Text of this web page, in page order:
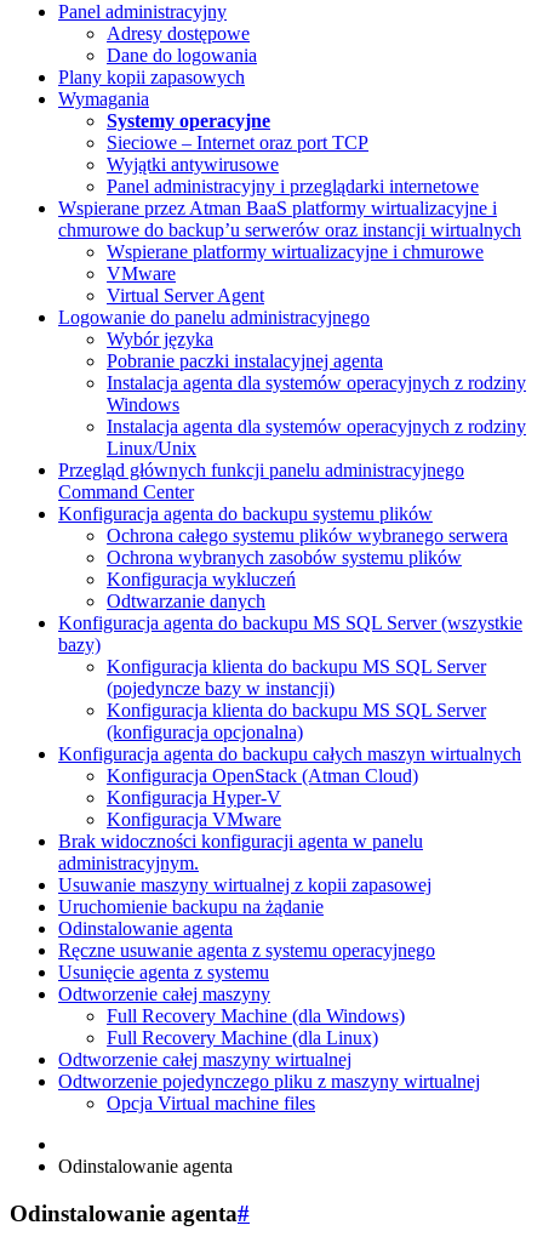
Panel administracyjny
Adresy dostępowe
Dane do logowania
Plany kopii zapasowych
Wymagania
Systemy operacyjne
Sieciowe – Internet oraz port TCP
Wyjątki antywirusowe
Panel administracyjny i przeglądarki internetowe
Wspierane przez Atman BaaS platformy wirtualizacyjne i
chmurowe do backup’u serwerów oraz instancji wirtualnych
Wspierane platformy wirtualizacyjne i chmurowe
VMware
Virtual Server Agent
Logowanie do panelu administracyjnego
Wybór języka
Pobranie paczki instalacyjnej agenta
Instalacja agenta dla systemów operacyjnych z rodziny
Windows
Instalacja agenta dla systemów operacyjnych z rodziny
Linux/Unix
Przegląd głównych funkcji panelu administracyjnego
Command Center
Konfiguracja agenta do backupu systemu plików
Ochrona całego systemu plików wybranego serwera
Ochrona wybranych zasobów systemu plików
Konfiguracja wykluczeń
Odtwarzanie danych
Konfiguracja agenta do backupu MS SQL Server (wszystkie
bazy)
Konfiguracja klienta do backupu MS SQL Server
(pojedyncze bazy w instancji)
Konfiguracja klienta do backupu MS SQL Server
(konfiguracja opcjonalna)
Konfiguracja agenta do backupu całych maszyn wirtualnych
Konfiguracja OpenStack (Atman Cloud)
Konfiguracja Hyper-V
Konfiguracja VMware
Brak widoczności konfiguracji agenta w panelu
administracyjnym.
Usuwanie maszyny wirtualnej z kopii zapasowej
Uruchomienie backupu na żądanie
Odinstalowanie agenta
Ręczne usuwanie agenta z systemu operacyjnego
Usunięcie agenta z systemu
Odtworzenie całej maszyny
Full Recovery Machine (dla Windows)
Full Recovery Machine (dla Linux)
Odtworzenie całej maszyny wirtualnej
Odtworzenie pojedynczego pliku z maszyny wirtualnej
Opcja Virtual machine files
Odinstalowanie agenta
Odinstalowanie agenta#